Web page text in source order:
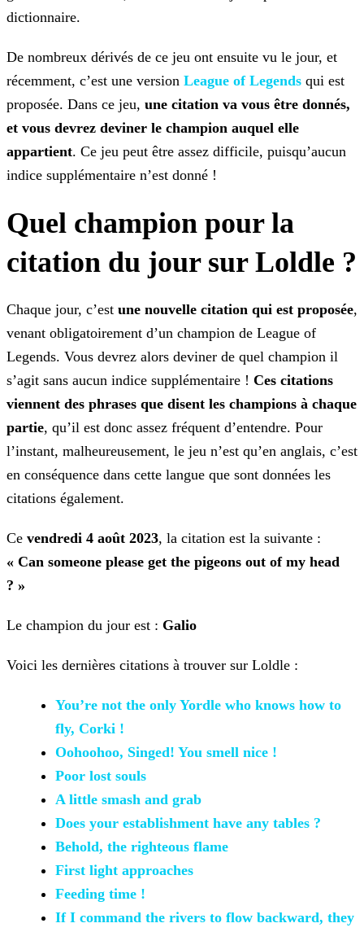
dictionnaire.
De nombreux dérivés de ce jeu ont ensuite vu le jour, et
récemment, c’est une version League of Legends qui est
proposée. Dans ce jeu, une citation va vous être donnés,
et vous devrez deviner le champion auquel elle
appartient. Ce jeu peut être assez difficile, puisqu’aucun
indice supplémentaire n’est donné !
Quel champion pour la
citation du jour sur Loldle ?
Chaque jour, c’est une nouvelle citation qui est proposée,
venant obligatoirement d’un champion de League of
Legends. Vous devrez alors deviner de quel champion il
s’agit sans aucun indice supplémentaire ! Ces citations
viennent des phrases que disent les champions à chaque
partie, qu’il est donc assez fréquent d’entendre. Pour
l’instant, malheureusement, le jeu n’est qu’en anglais, c’est
en conséquence dans cette langue que sont données les
citations également.
Ce vendredi 4 août 2023, la citation est la suivante :
« Can someone please get the pigeons out of my head
? »
Le champion du jour est : Galio
Voici les dernières citations à trouver sur Loldle :
You’re not the only Yordle who knows how to
fly, Corki !
Oohoohoo, Singed! You smell nice !
Poor lost souls
A little smash and grab
Does your establishment have any tables ?
Behold, the righteous flame
First light approaches
Feeding time !
If I command the rivers to flow backward, they